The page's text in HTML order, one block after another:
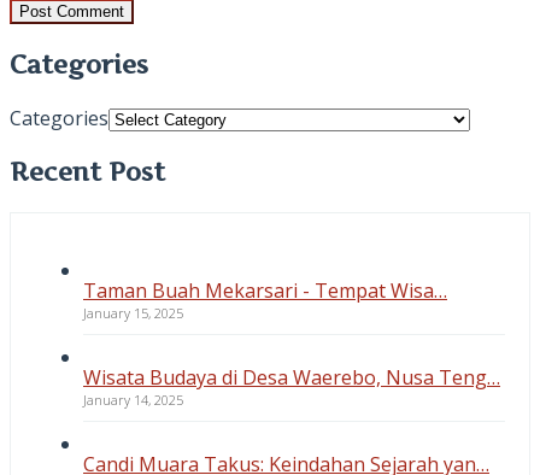
Categories
Categories
Recent Post
Taman Buah Mekarsari - Tempat Wisa…
January 15, 2025
Wisata Budaya di Desa Waerebo, Nusa Teng…
January 14, 2025
Candi Muara Takus: Keindahan Sejarah yan…